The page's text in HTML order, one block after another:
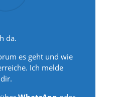
da.
es geht und wie
Ich melde